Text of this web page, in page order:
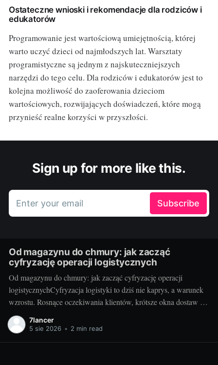
Ostateczne wnioski i rekomendacje dla rodziców i
edukatorów
Programowanie jest wartościową umiejętnością, której
warto uczyć dzieci od najmłodszych lat. Warsztaty
programistyczne są jednym z najskuteczniejszych
narzędzi do tego celu. Dla rodziców i edukatorów jest to
kolejna możliwość do zaoferowania dzieciom
wartościowych, rozwijających doświadczeń, które mogą
przynieść realne korzyści w przyszłości.
Sign up for more like this.
Enter your email Subscribe
Od magazynu do chmury: jak zacząć
cyfryzację operacji logistycznych
Od magazynu do chmury: jak zacząć cyfryzację operacji
logistycznychCyfryzacja logistyki to dziś nie kaprys, a warunek
wzrostu. Rosnące oczekiwania klientów, krótsze okna dostaw i
presja kosztowa sprawiają, że od pudeł i palet przechodzimy do
API, sensorów i analityki w chmurze. Dobrze zaplanowana
7lancer
5 sie 2026 • 2 min read